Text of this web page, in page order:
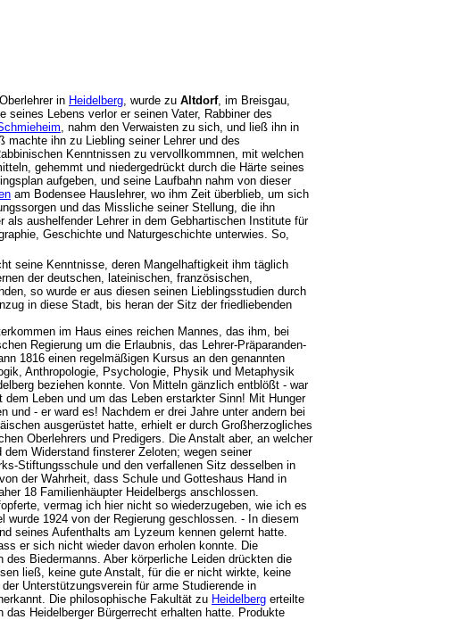
in Heidelberg, wurde zu Altdorf, im Breisgau,
Lebens verlor er seinen Vater, Rabbiner des
, nahm den Verwaisten zu sich, und ließ ihn in
machte ihn zu Liebling seiner Lehrer und des
Kenntnissen zu vervollkommnen, mit welchen
gehemmt und niedergedrückt durch die Härte seines
aufgeben, und seine Laufbahn nahm von dieser
am Bodensee Hauslehrer, wo ihm Zeit überblieb, um sich
und das Missliche seiner Stellung, die ihn
als aushelfender Lehrer in dem Gebhartischen Institute für
Geschichte und Naturgeschichte unterwies. So,
seine Kenntnisse, deren Mangelhaftigkeit ihm täglich
der deutschen, lateinischen, französischen,
so wurde er aus diesen seinen Lieblingsstudien durch
in diese Stadt, bis heran der Sitz der friedliebenden
im Haus eines reichen Mannes, das ihm, bei
Regierung um die Erlaubnis, das Lehrer-Präparanden-
1816 einen regelmäßigen Kursus an den genannten
Anthropologie, Psychologie, Physik und Metaphysik
beziehen konnte. Von Mitteln gänzlich entblößt - war
Leben und um das Leben erstarkter Sinn! Mit Hunger
- er ward es! Nachdem er drei Jahre unter andern bei
ausgerüstet hatte, erhielt er durch Großherzogliches
Oberlehrers und Predigers. Die Anstalt aber, an welcher
Widerstand finsterer Zeloten; wegen seiner
Stiftungsschule und den verfallenen Sitz desselben in
der Wahrheit, dass Schule und Gotteshaus Hand in
18 Familienhäupter Heidelbergs anschlossen.
vermag ich hier nicht so wiederzugeben, wie ich es
1924 von der Regierung geschlossen. - In diesem
seines Aufenthalts am Lyzeum kennen gelernt hatte.
er sich nicht wieder davon erholen konnte. Die
Biedermanns. Aber körperliche Leiden drückten die
ließ, keine gute Anstalt, für die er nicht wirkte, keine
Unterstützungsverein für arme Studierende in
Die philosophische Fakultät zu Heidelberg erteilte
das Heidelberger Bürgerrecht erhalten hatte. Produkte